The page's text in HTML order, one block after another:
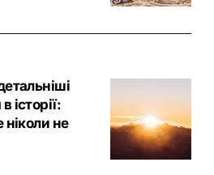
історії:
ніколи не